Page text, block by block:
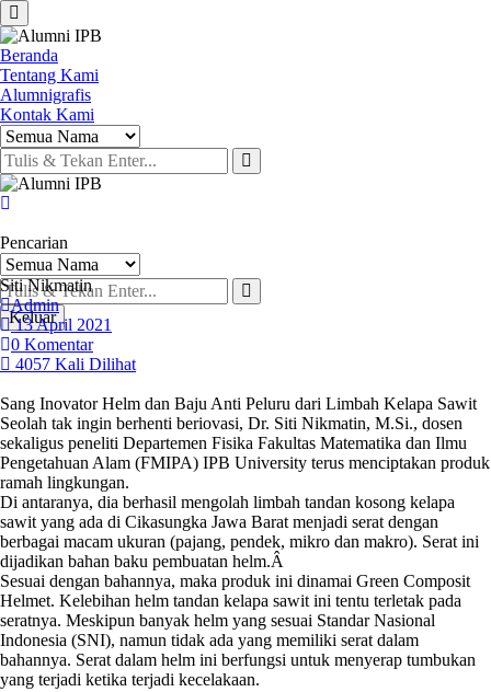
Beranda
Tentang Kami
Alumnigrafis
Kontak Kami
Pencarian
Keluar
Siti Nikmatin
Admin
13 April 2021
0 Komentar
4057 Kali Dilihat
Sang Inovator Helm dan Baju Anti Peluru dari Limbah Kelapa Sawit
Seolah tak ingin berhenti beriovasi, Dr. Siti Nikmatin, M.Si., dosen
sekaligus peneliti Departemen Fisika Fakultas Matematika dan Ilmu
Pengetahuan Alam (FMIPA) IPB University terus menciptakan produk
ramah lingkungan.
Di antaranya, dia berhasil mengolah limbah tandan kosong kelapa
sawit yang ada di Cikasungka Jawa Barat menjadi serat dengan
berbagai macam ukuran (pajang, pendek, mikro dan makro). Serat ini
dijadikan bahan baku pembuatan helm.Â
Sesuai dengan bahannya, maka produk ini dinamai Green Composit
Helmet. Kelebihan helm tandan kelapa sawit ini tentu terletak pada
seratnya. Meskipun banyak helm yang sesuai Standar Nasional
Indonesia (SNI), namun tidak ada yang memiliki serat dalam
bahannya. Serat dalam helm ini berfungsi untuk menyerap tumbukan
yang terjadi ketika terjadi kecelakaan.